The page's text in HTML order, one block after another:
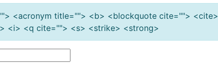
<acronym title=""> <b> <blockquote cite=""> <cite>
<i> <q cite=""> <s> <strike> <strong>